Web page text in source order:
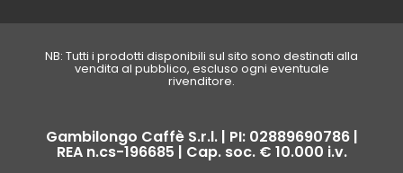
NB: Tutti i prodotti disponibili sul sito sono destinati alla
vendita al pubblico, escluso ogni eventuale
rivenditore.
Gambilongo Caffè S.r.l. | PI: 02889690786 |
REA n.cs-196685 | Cap. soc. € 10.000 i.v.